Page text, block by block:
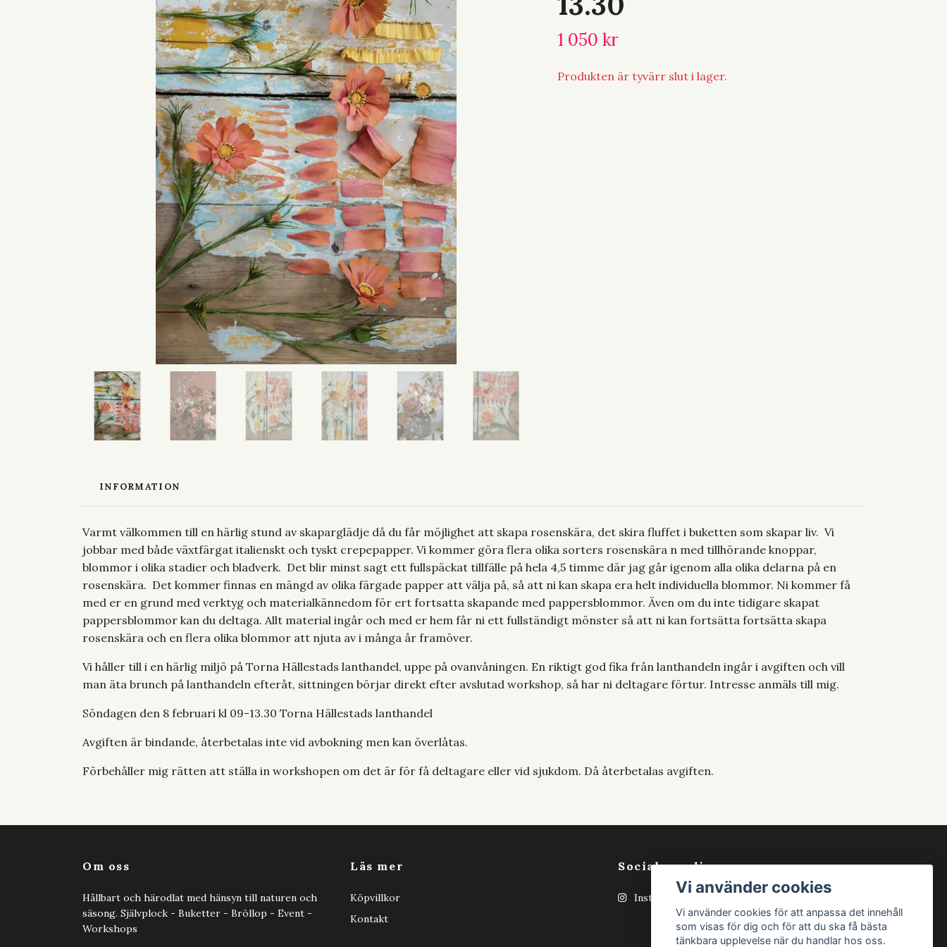
1 050 kr
Produkten är tyvärr slut i lager.
INFORMATION
Varmt välkommen till en härlig stund av skaparglädje då du får möjlighet att skapa rosenskära, det skira fluffet i buketten som skapar liv. Vi
jobbar med både växtfärgat italienskt och tyskt crepepapper. Vi kommer göra flera olika sorters rosenskära n med tillhörande knoppar,
blommor i olika stadier och bladverk. Det blir minst sagt ett fullspäckat tillfälle på hela 4,5 timme där jag går igenom alla olika delarna på en
rosenskära. Det kommer finnas en mängd av olika färgade papper att välja på, så att ni kan skapa era helt individuella blommor. Ni kommer få
med er en grund med verktyg och materialkännedom för ert fortsatta skapande med pappersblommor. Även om du inte tidigare skapat
pappersblommor kan du deltaga. Allt material ingår och med er hem får ni ett fullständigt mönster så att ni kan fortsätta fortsätta skapa
rosenskära och en flera olika blommor att njuta av i många år framöver.
Vi håller till i en härlig miljö på Torna Hällestads lanthandel, uppe på ovanvåningen. En riktigt god fika från lanthandeln ingår i avgiften och vill
man äta brunch på lanthandeln efteråt, sittningen börjar direkt efter avslutad workshop, så har ni deltagare förtur. Intresse anmäls till mig.
Söndagen den 8 februari kl 09-13.30 Torna Hällestads lanthandel
Avgiften är bindande, återbetalas inte vid avbokning men kan överlåtas.
Förbehåller mig rätten att ställa in workshopen om det är för få deltagare eller vid sjukdom. Då återbetalas avgiften.
Om oss
Hållbart och härodlat med hänsyn till naturen och
säsong. Självplock - Buketter - Bröllop - Event -
Workshops
Läs mer
Köpvillkor
Kontakt
Sociala medier
Instagram
Vi använder cookies
Vi använder cookies för att anpassa det innehåll
som visas för dig och för att du ska få bästa
tänkbara upplevelse när du handlar hos oss.